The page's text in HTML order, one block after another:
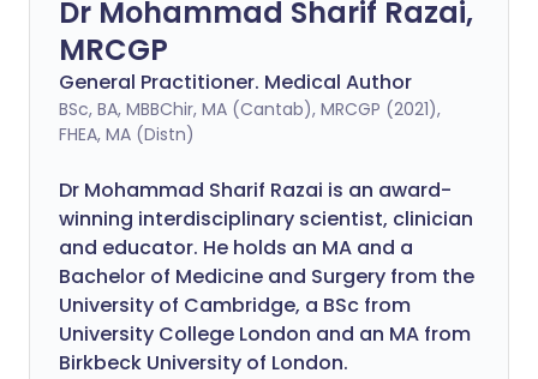
Dr Mohammad Sharif Razai,
MRCGP
General Practitioner. Medical Author
BSc, BA, MBBChir, MA (Cantab), MRCGP (2021),
FHEA, MA (Distn)
Dr Mohammad Sharif Razai is an award-
winning interdisciplinary scientist, clinician
and educator. He holds an MA and a
Bachelor of Medicine and Surgery from the
University of Cambridge, a BSc from
University College London and an MA from
Birkbeck University of London.